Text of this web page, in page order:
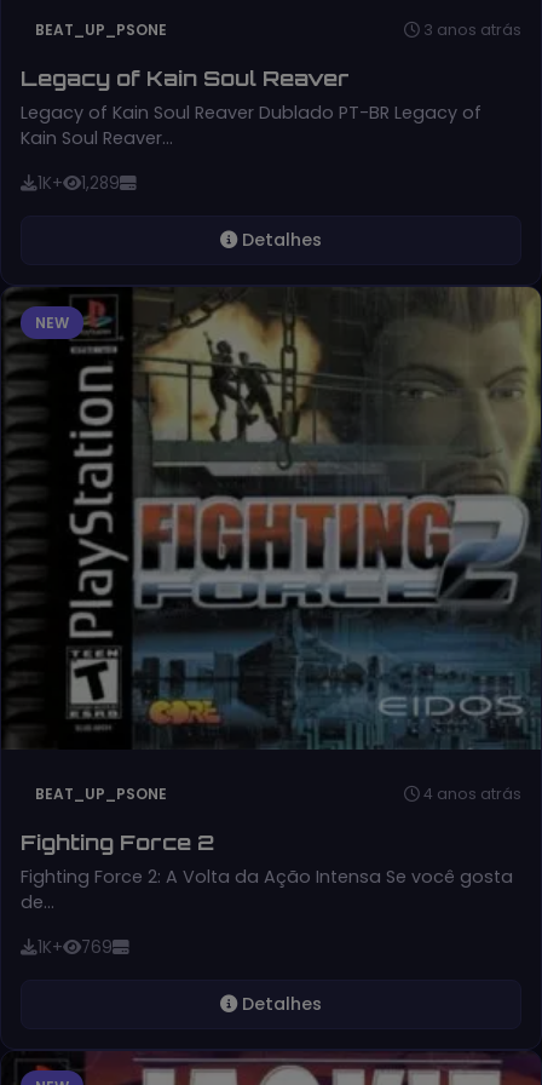
BEAT_UP_PSONE 3 anos atrás
Legacy of Kain Soul Reaver
Legacy of Kain Soul Reaver Dublado PT-BR Legacy of
Kain Soul Reaver…
1K+ 1,289
Detalhes
NEW
BEAT_UP_PSONE 4 anos atrás
Fighting Force 2
Fighting Force 2: A Volta da Ação Intensa Se você gosta
de…
1K+ 769
Detalhes